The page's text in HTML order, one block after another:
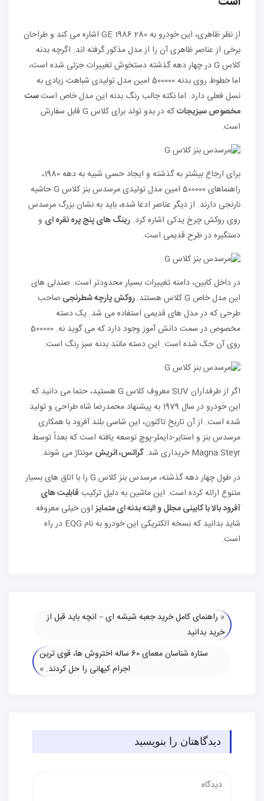
از نظر ظاهری، این خودرو به 280 GE 1986 اشاره می کند و طراحان
برخی از عناصر ظاهری آن را از مدل مذکور گرفته اند. اگرچه بدنه
کلاس G در چهار دهه گذشته دستخوش تغییرات جزئی شده است،
اما خطوط روی بدنه 500000 امین مدل تولیدی شباهت زیادی به
نسل فعلی دارد. اما نکته جالب رنگ بدنه این مدل خاص استست
مخصوص سبزیجات
که در بدو تولد برای کلاس G قابل سفارش
است.
برای ارجاع بیشتر به گذشته و ایجاد حسی شبیه به دهه 1980،
راهنماهای 500000 امین مدل تولیدی مرسدس بنز کلاس G حاشیه
نارنجی دارند. از دیگر عناصر ادعا شده، باید به نشان بزرگ مرسدس
روی روکش چرخ یدکی اشاره کرد. رینگ های پنج پره نقره ای و
دستگیره در طرح قدیمی است.
در داخل کابین، دامنه تغییرات بسیار محدودتر است. صندلی های
این مدل خاص G کلاس هستند.
روکش پارچه شطرنجی صاحب
طرحی که در مدل های قدیمی استفاده می شد. یک دسته
مخصوص در سمت دانش آموز وجود دارد که می گوید نه. 500000
روی آن حک شده است. این دسته مانند بدنه سبز رنگ است.
اگر از طرفداران SUV معروف کلاس G هستید، حتما می دانید که
این خودرو در سال 1979 به پیشنهاد محمدرضا شاه طراحی و تولید
شده است. از آن تاریخ تاکنون، این شاسی بلند آفرود با همکاری
مرسدس بنز و استایر-دایملر-پوچ توسعه یافته است که بعداً توسط
Magna Steyr خریداری شد.
گراتس، اتریش مونتاژ می شوند.
در طول چهار دهه گذشته، مرسدس بنز کلاس G را با اتاق های بسیار
متنوع ارائه کرده است. این ماشین به دلیل ترکیب قابلیت های
آفرود بالا با کابینی مجلل و البته بدنه ای متمایزاون خیلی معروفه
شاید بدانید که نسخه الکتریکی این خودرو به نام EQG در راه
است.
« راهنمای کامل خرید جعبه شیشه ای – انچه باید قبل از
خرید بدانید
ستاره شناسان معمای 60 ساله اختروش ها، قوی ترین
اجرام کیهانی را حل کردند. »
دیدگاهتان را بنویسید